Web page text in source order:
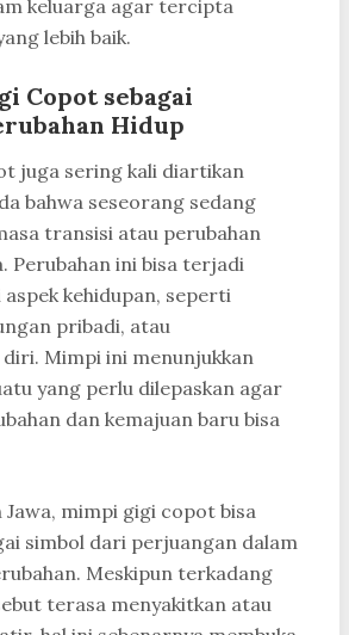
keluarga agar tercipta
lebih baik.
Copot sebagai
Hidup
juga sering kali diartikan
bahwa seseorang sedang
transisi atau perubahan
Perubahan ini bisa terjadi
kehidupan, seperti
pribadi, atau
Mimpi ini menunjukkan
yang perlu dilepaskan agar
dan kemajuan baru bisa
mimpi gigi copot bisa
simbol dari perjuangan dalam
Meskipun terkadang
terasa menyakitkan atau